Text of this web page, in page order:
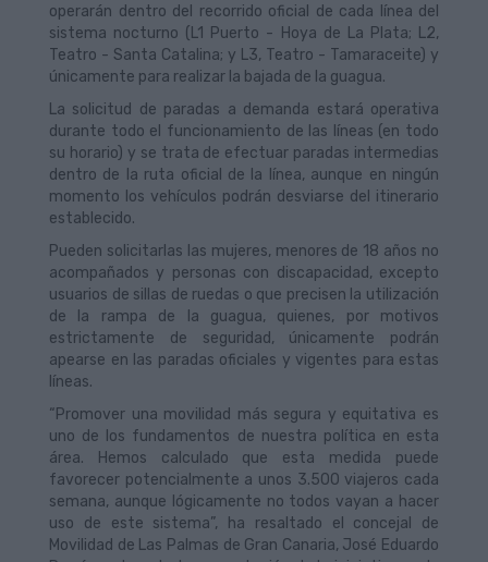
operarán dentro del recorrido oficial de cada línea del
sistema nocturno (L1 Puerto - Hoya de La Plata; L2,
Teatro - Santa Catalina; y L3, Teatro - Tamaraceite) y
únicamente para realizar la bajada de la guagua.
La solicitud de paradas a demanda estará operativa
durante todo el funcionamiento de las líneas (en todo
su horario) y se trata de efectuar paradas intermedias
dentro de la ruta oficial de la línea, aunque en ningún
momento los vehículos podrán desviarse del itinerario
establecido.
Pueden solicitarlas las mujeres, menores de 18 años no
acompañados y personas con discapacidad, excepto
usuarios de sillas de ruedas o que precisen la utilización
de la rampa de la guagua, quienes, por motivos
estrictamente de seguridad, únicamente podrán
apearse en las paradas oficiales y vigentes para estas
líneas.
“Promover una movilidad más segura y equitativa es
uno de los fundamentos de nuestra política en esta
área. Hemos calculado que esta medida puede
favorecer potencialmente a unos 3.500 viajeros cada
semana, aunque lógicamente no todos vayan a hacer
uso de este sistema”, ha resaltado el concejal de
Movilidad de Las Palmas de Gran Canaria, José Eduardo